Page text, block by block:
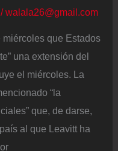
/walala26@gmail.com
que Estados
una extensión del
el miércoles. La
“la
que, de darse,
al que Leavitt ha